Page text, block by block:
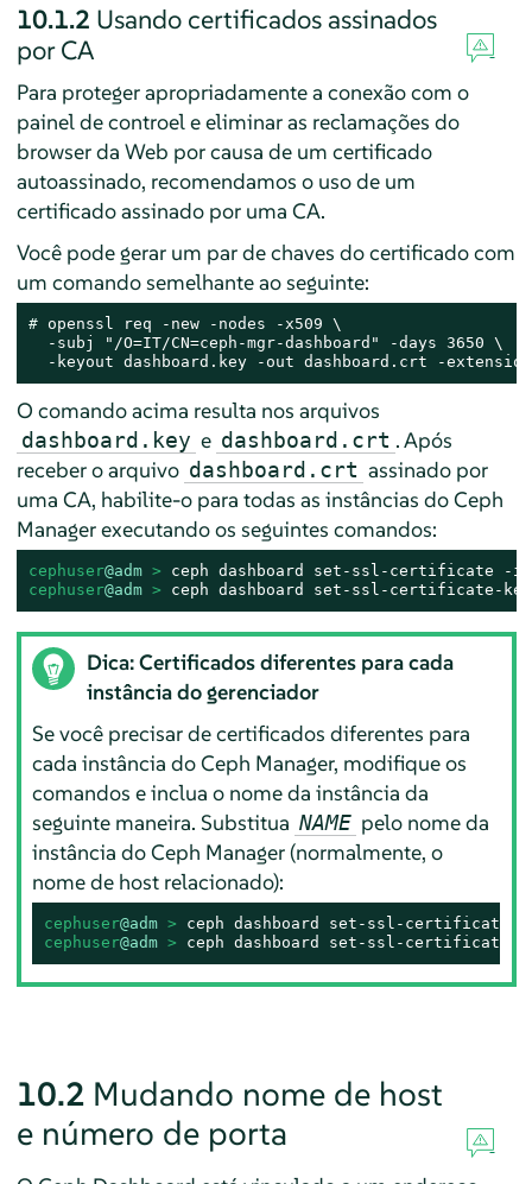
10.1.2 Usando certificados assinados
por CA
Para proteger apropriadamente a conexão com o
painel de controel e eliminar as reclamações do
browser da Web por causa de um certificado
autoassinado, recomendamos o uso de um
certificado assinado por uma CA.
Você pode gerar um par de chaves do certificado com
um comando semelhante ao seguinte:
# openssl req -new -nodes -x509 \
  -subj "/O=IT/CN=ceph-mgr-dashboard" -days 3650 \
-keyout dashboard.key -out dashboard.crt -
O comando acima resulta nos arquivos
dashboard.key e dashboard.crt . Após
receber o arquivo dashboard.crt assinado por
uma CA, habilite-o para todas as instâncias do Ceph
Manager executando os seguintes comandos:
cephuser@adm >
cephuser@adm > ceph dashboard set-ssl-certificate-
Dica: Certificados diferentes para cada
instância do gerenciador
Se você precisar de certificados diferentes para
cada instância do Ceph Manager, modifique os
comandos e inclua o nome da instância da
seguinte maneira. Substitua NAME pelo nome da
instância do Ceph Manager (normalmente, o
nome de host relacionado):
cephuser@adm > ceph dashboard set-ssl-certificate
cephuser@adm > ceph dashboard set-ssl-certificate-
10.2 Mudando nome de host
e número de porta